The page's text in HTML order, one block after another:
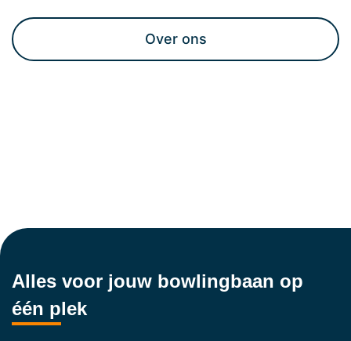
Over ons
Alles voor jouw bowlingbaan op
één plek